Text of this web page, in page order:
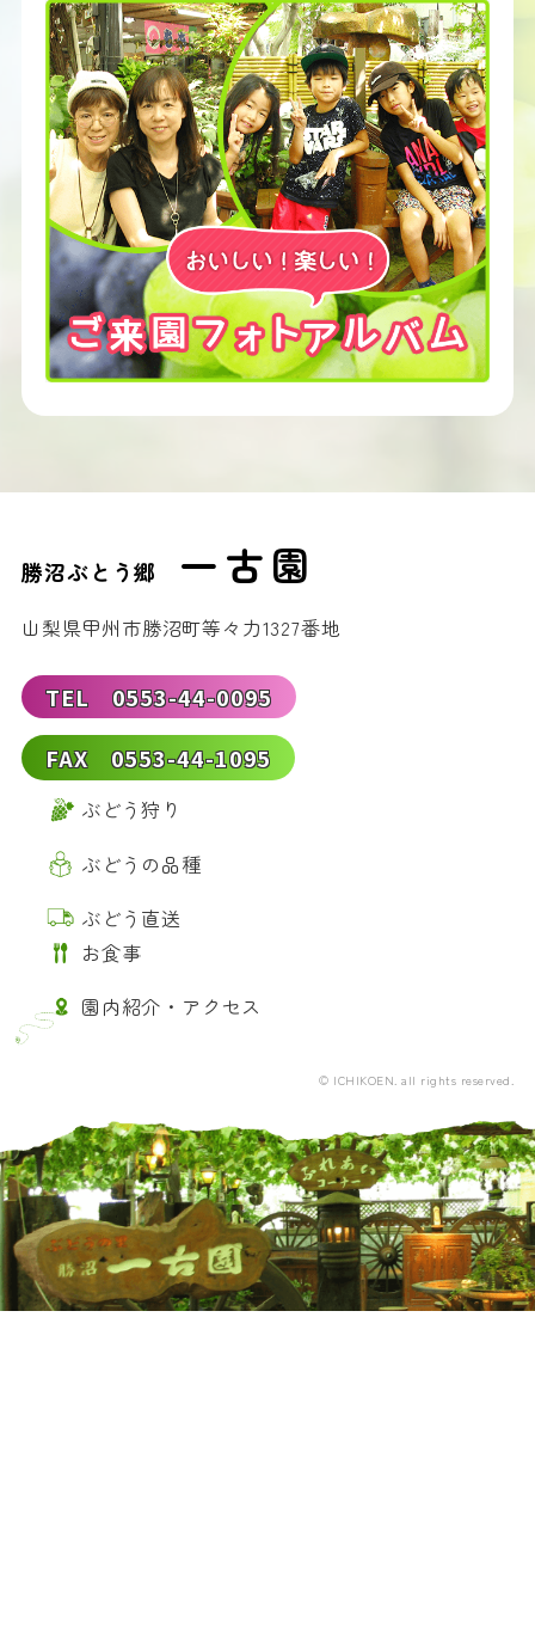
勝沼ぶとう郷 一古園
山梨県甲州市勝沼町等々力1327番地
TEL 0553-44-0095
FAX 0553-44-1095
ぶどう狩り
ぶどうの品種
ぶどう直送
お食事
園内紹介・アクセス
© ICHIKOEN. all rights reserved.